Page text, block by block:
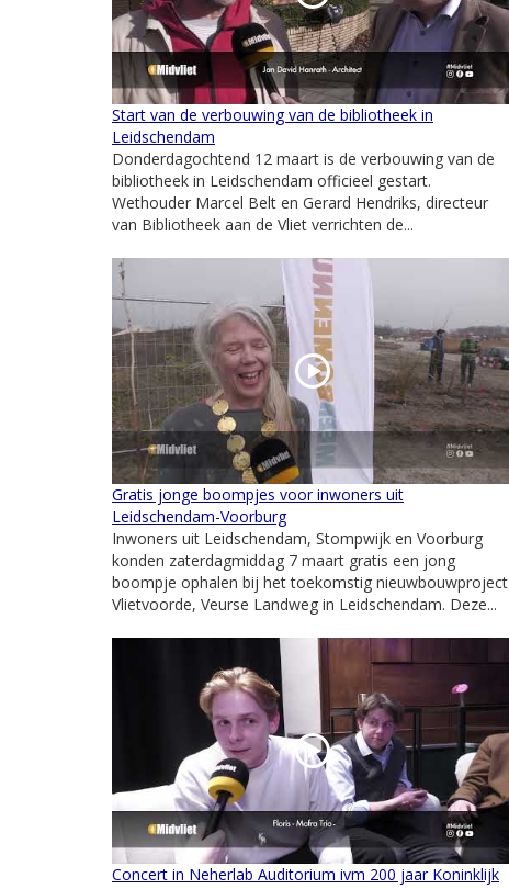
Start van de verbouwing van de bibliotheek in
Leidschendam
Donderdagochtend 12 maart is de verbouwing van de
bibliotheek in Leidschendam officieel gestart.
Wethouder Marcel Belt en Gerard Hendriks, directeur
van Bibliotheek aan de Vliet verrichten de...
Gratis jonge boompjes voor inwoners uit
Leidschendam-Voorburg
Inwoners uit Leidschendam, Stompwijk en Voorburg
konden zaterdagmiddag 7 maart gratis een jong
boompje ophalen bij het toekomstig nieuwbouwproject
Vlietvoorde, Veurse Landweg in Leidschendam. Deze...
Concert in Neherlab Auditorium ivm 200 jaar Koninklijk